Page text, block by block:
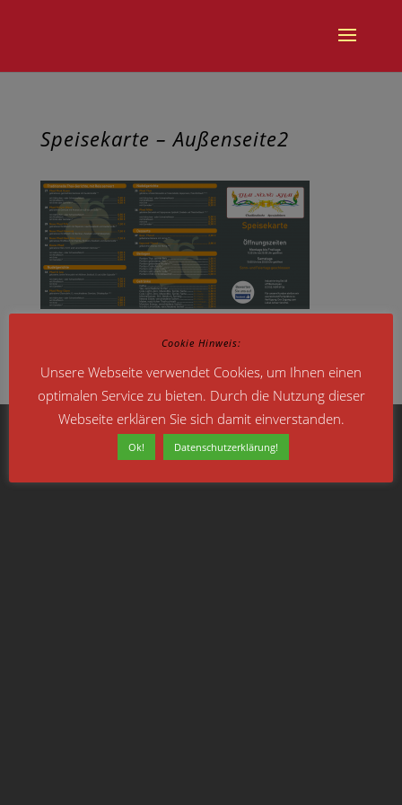
Speisekarte – Außenseite2
Cookie Hinweis:
Unsere Webseite verwendet Cookies, um Ihnen einen
optimalen Service zu bieten. Durch die Nutzung dieser
Webseite erklären Sie sich damit einverstanden.
Ok! Datenschutzerklärung!